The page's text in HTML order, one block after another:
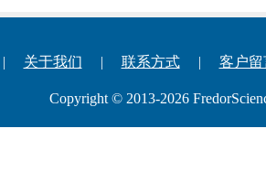
| 关于我们 | 联系方式 | 客户留
Copyright © 2013-2026